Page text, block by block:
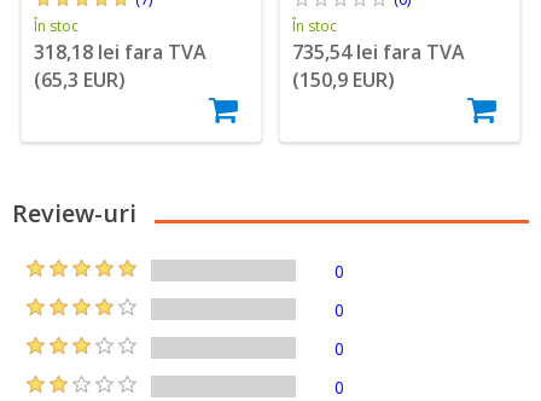
În stoc
318,18 lei fara TVA
(65,3 EUR)
În stoc
735,54 lei fara TVA
(150,9 EUR)
Review-uri
0
0
0
0